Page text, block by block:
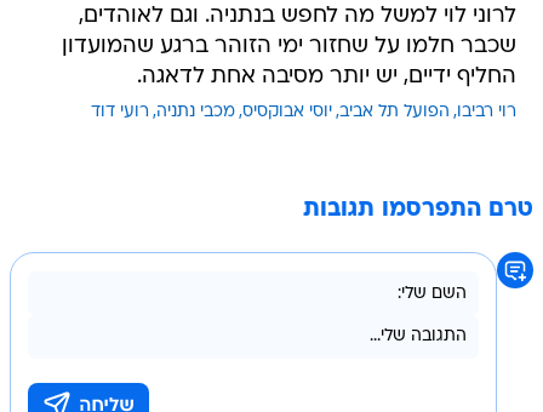
לרוני לוי למשל מה לחפש בנתניה. וגם לאוהדים,
שכבר חלמו על שחזור ימי הזוהר ברגע שהמועדון
החליף ידיים, יש יותר מסיבה אחת לדאגה.
רוי רביבו הפועל תל אביב יוסי אבוקסיס מכבי נתניה רועי דוד
טרם התפרסמו תגובות